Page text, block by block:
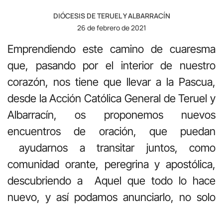
DIÓCESIS DE TERUEL Y ALBARRACÍN
26 de febrero de 2021
Emprendiendo este camino de cuaresma
que, pasando por el interior de nuestro
corazón, nos tiene que llevar a la Pascua,
desde la Acción Católica General de Teruel y
Albarracín, os proponemos nuevos
encuentros de oración, que puedan
ayudarnos a transitar juntos, como
comunidad orante, peregrina y apostólica,
descubriendo a Aquel que todo lo hace
nuevo, y así podamos anunciarlo, no solo